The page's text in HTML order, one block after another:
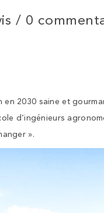
/ 0
en 2030 saine et
d’ingénieurs
».